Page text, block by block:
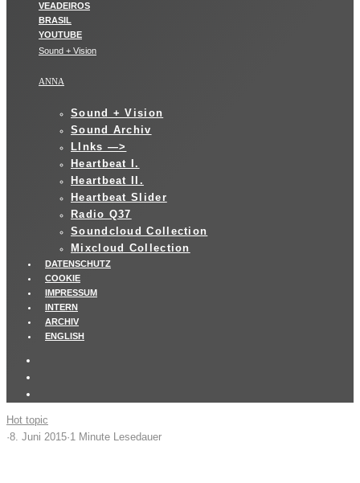
Sound + Vision
ANNA
Sound + Vision
Sound Archiv
LInks —>
Heartbeat I.
Heartbeat II.
Heartbeat Slider
Radio Q37
Soundcloud Collection
Mixcloud Collection
DATENSCHUTZ
COOKIE
IMPRESSUM
INTERN
ARCHIV
ENGLISH
Hot topic
·8. Juni 2015·1 Minute Lesedauer